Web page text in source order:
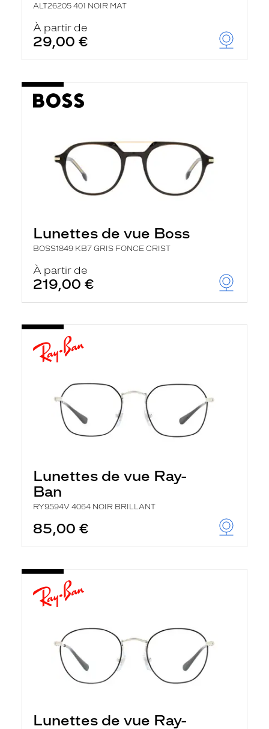
ALT26205 401 NOIR MAT
À partir de
29,00 €
Lunettes de vue Boss
BOSS1849 KB7 GRIS FONCE CRIST
À partir de
219,00 €
Lunettes de vue Ray-
Ban
RY9594V 4064 NOIR BRILLANT
85,00 €
Lunettes de vue Ray-